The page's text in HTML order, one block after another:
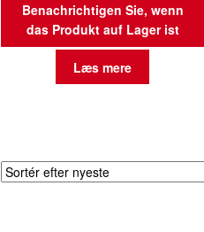
Benachrichtigen Sie, wenn
das Produkt auf Lager ist
Læs mere